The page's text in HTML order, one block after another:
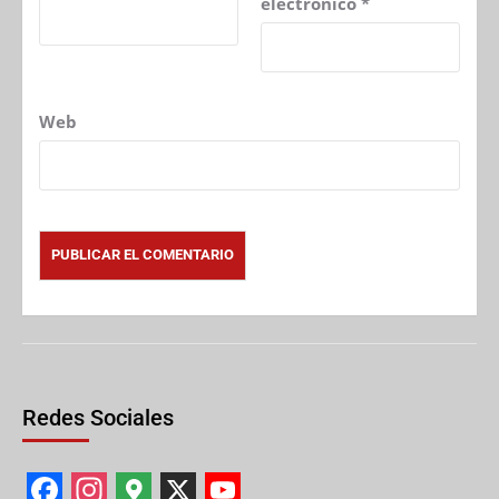
Web
Redes Sociales